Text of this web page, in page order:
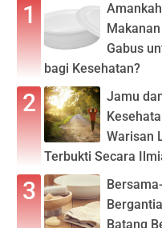
Gabus
bagi Kesehatan?
Jamu
Warisan
Terbukti Secara
Batang